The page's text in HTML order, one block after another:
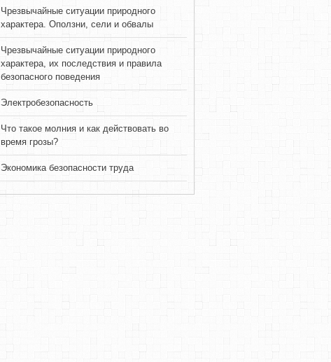
Чрезвычайные ситуации природного
характера. Оползни, сели и обвалы
Чрезвычайные ситуации природного
характера, их последствия и правила
безопасного поведения
Электробезопасность
Что такое молния и как действовать во
время грозы?
Экономика безопасности труда